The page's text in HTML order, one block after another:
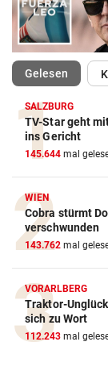
Gelesen
SALZBURG
TV-Star geht
ins Gericht
145.644 mal
WIEN
Cobra stürmt
verschwunden
143.762 mal
VORARLBERG
Traktor-
sich zu Wort
112.243 mal
Action-Cam
ZUM VERGLEICH
Crosstrainer
E-Bike Vergleich
ZUM VERGLEICH